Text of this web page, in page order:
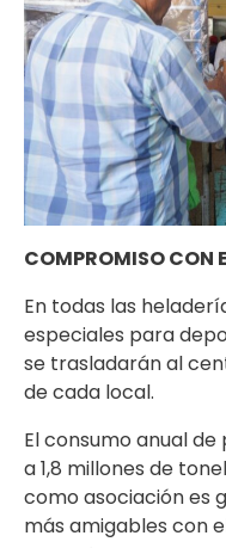
COMPROMISO CON
En todas las
especiales para
se trasladarán al
de cada local.
El consumo anual
a 1,8 millones de
como asociación es
más amigables con